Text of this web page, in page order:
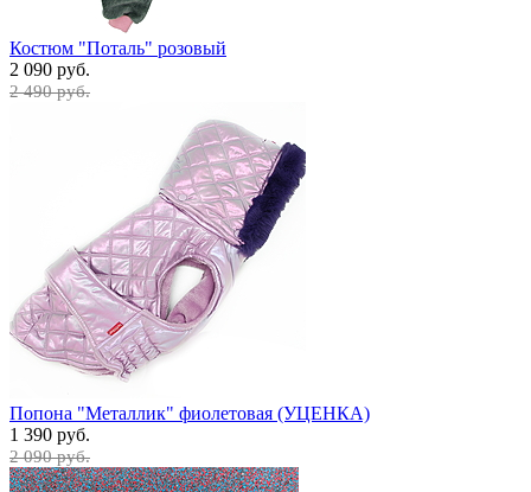
Костюм "Поталь" розовый
2 090 руб.
2 490 руб.
Попона "Металлик" фиолетовая (УЦЕНКА)
1 390 руб.
2 090 руб.